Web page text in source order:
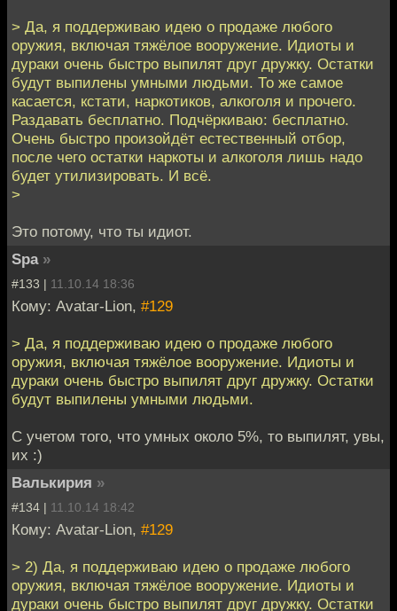
> Да, я поддерживаю идею о продаже любого
оружия, включая тяжёлое вооружение. Идиоты и
дураки очень быстро выпилят друг дружку. Остатки
будут выпилены умными людьми. То же самое
касается, кстати, наркотиков, алкоголя и прочего.
Раздавать бесплатно. Подчёркиваю: бесплатно.
Очень быстро произойдёт естественный отбор,
после чего остатки наркоты и алкоголя лишь надо
будет утилизировать. И всё.
>
Это потому, что ты идиот.
Spa »
#133 | 11.10.14 18:36
Кому: Avatar-Lion, #129
> Да, я поддерживаю идею о продаже любого
оружия, включая тяжёлое вооружение. Идиоты и
дураки очень быстро выпилят друг дружку. Остатки
будут выпилены умными людьми.
С учетом того, что умных около 5%, то выпилят, увы,
их :)
Валькирия »
#134 | 11.10.14 18:42
Кому: Avatar-Lion, #129
> 2) Да, я поддерживаю идею о продаже любого
оружия, включая тяжёлое вооружение. Идиоты и
дураки очень быстро выпилят друг дружку. Остатки